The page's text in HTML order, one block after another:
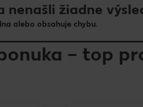
nenašli žiadne
alebo obsahuje chybu.
– top